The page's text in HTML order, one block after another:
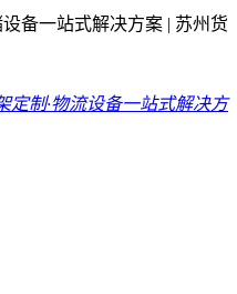
备一站式解决方案 | 苏州货
定制·物流设备一站式解决方